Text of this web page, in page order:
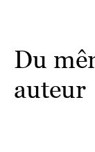
Du
auteur